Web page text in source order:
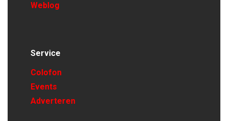
Weblog
Service
Colofon
Events
Adverteren